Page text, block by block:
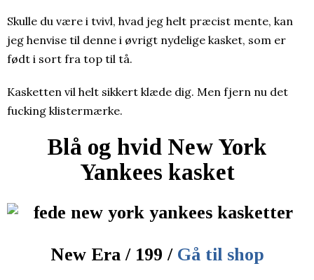
Skulle du være i tvivl, hvad jeg helt præcist mente, kan
jeg henvise til denne i øvrigt nydelige kasket, som er
født i sort fra top til tå.
Kasketten vil helt sikkert klæde dig. Men fjern nu det
fucking klistermærke.
Blå og hvid New York
Yankees kasket
New Era / 199 / Gå til shop